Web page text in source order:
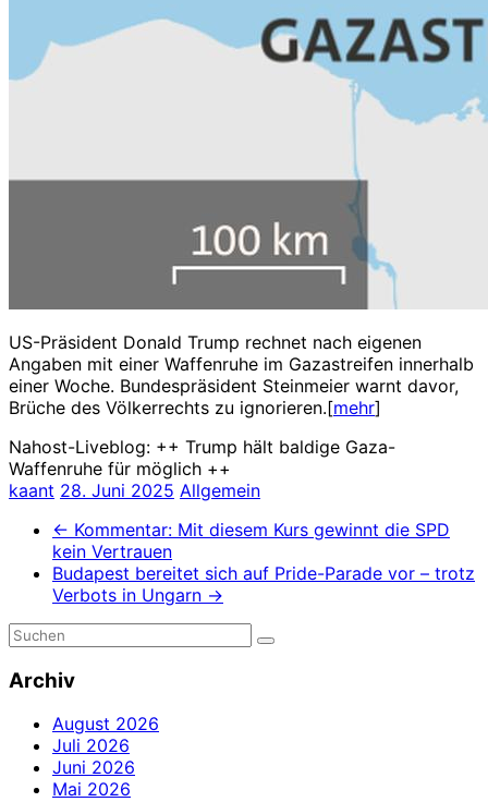
US-Präsident Donald Trump rechnet nach eigenen
Angaben mit einer Waffenruhe im Gazastreifen innerhalb
einer Woche. Bundespräsident Steinmeier warnt davor,
Brüche des Völkerrechts zu ignorieren.[mehr]
Nahost-Liveblog: ++ Trump hält baldige Gaza-
Waffenruhe für möglich ++
kaant 28. Juni 2025 Allgemein
← Kommentar: Mit diesem Kurs gewinnt die SPD
kein Vertrauen
Budapest bereitet sich auf Pride-Parade vor – trotz
Verbots in Ungarn →
Archiv
August 2026
Juli 2026
Juni 2026
Mai 2026